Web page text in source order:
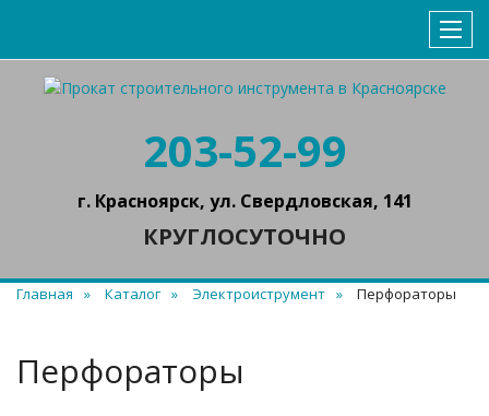
203-52-99
г. Красноярск, ул. Свердловская, 141
КРУГЛОСУТОЧНО
Главная Каталог Электроиструмент Перфораторы
Перфораторы